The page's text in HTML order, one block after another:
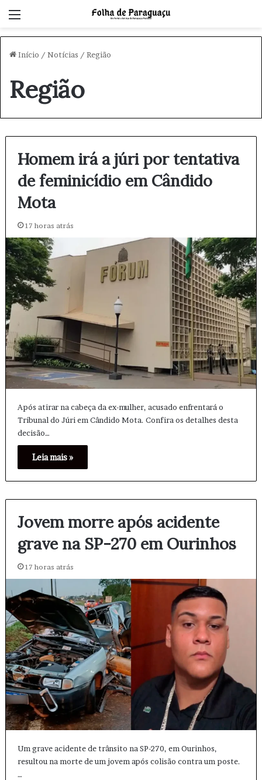
Início / Notícias / Região
Região
Homem irá a júri por tentativa
de feminicídio em Cândido
Mota
17 horas atrás
Após atirar na cabeça da ex-mulher, acusado enfrentará o
Tribunal do Júri em Cândido Mota. Confira os detalhes desta
decisão…
Leia mais »
Jovem morre após acidente
grave na SP-270 em Ourinhos
17 horas atrás
Um grave acidente de trânsito na SP-270, em Ourinhos,
resultou na morte de um jovem após colisão contra um poste.
…